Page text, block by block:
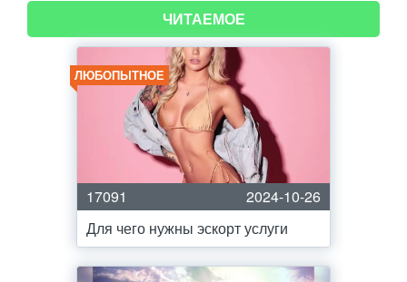
ЧИТАЕМОЕ
ЛЮБОПЫТНОЕ
17091
2024-10-26
Для чего нужны эскорт услуги